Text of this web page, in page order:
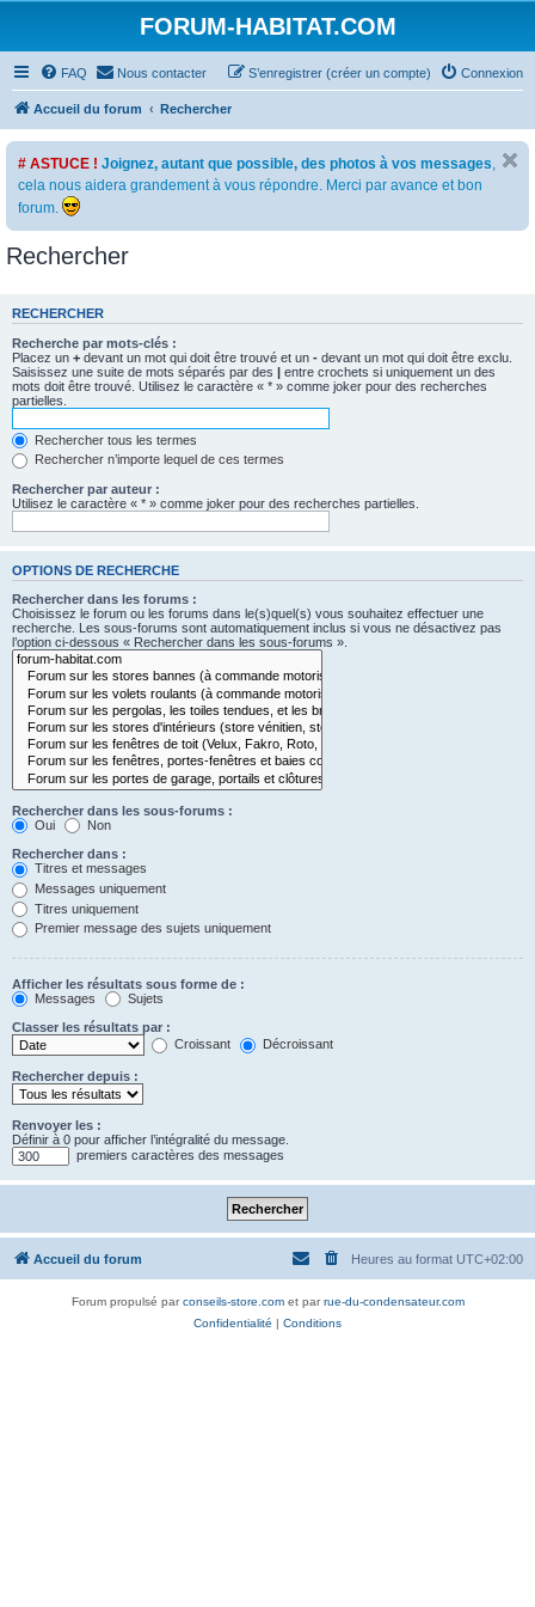
FORUM-HABITAT.COM
FAQ Nous contacter Connexion
S’enregistrer (créer un compte)
Accueil du forum Rechercher
# ASTUCE ! Joignez, autant que possible, des photos à vos messages,
cela nous aidera grandement à vous répondre. Merci par avance et bon
forum.
Rechercher
RECHERCHER
Recherche par mots-clés :
Placez un + devant un mot qui doit être trouvé et un - devant un mot qui doit être exclu.
Saisissez une suite de mots séparés par des | entre crochets si uniquement un des
mots doit être trouvé. Utilisez le caractère « * » comme joker pour des recherches
partielles.
Rechercher tous les termes
Rechercher n’importe lequel de ces termes
Rechercher par auteur :
Utilisez le caractère « * » comme joker pour des recherches partielles.
OPTIONS DE RECHERCHE
Rechercher dans les forums :
Choisissez le forum ou les forums dans le(s)quel(s) vous souhaitez effectuer une
recherche. Les sous-forums sont automatiquement inclus si vous ne désactivez pas
l’option ci-dessous « Rechercher dans les sous-forums ».
Rechercher dans les sous-forums :
Oui
Non
Rechercher dans :
Titres et messages
Messages uniquement
Titres uniquement
Premier message des sujets uniquement
Afficher les résultats sous forme de :
Messages
Sujets
Classer les résultats par :
Croissant
Décroissant
Rechercher depuis :
Renvoyer les :
Définir à 0 pour afficher l’intégralité du message.
premiers caractères des messages
Accueil du forum Heures au format UTC+02:00
Forum propulsé parconseils-store.comet parrue-du-condensateur.com
Confidentialité
Conditions